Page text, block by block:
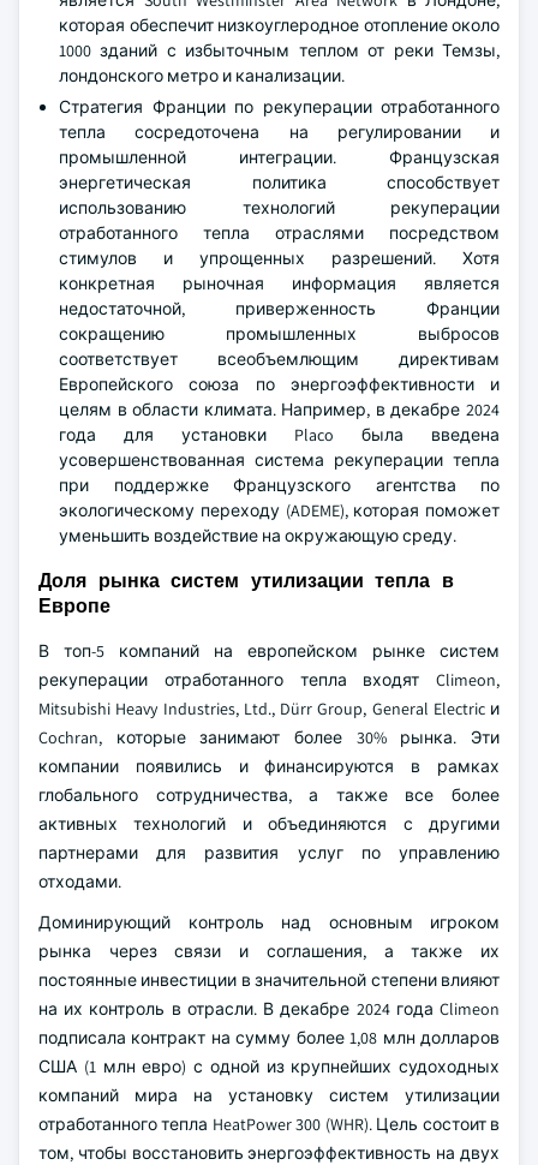
которая обеспечит низкоуглеродное отопление около
1000 зданий с избыточным теплом от реки Темзы,
лондонского метро и канализации.
Стратегия Франции по рекуперации отработанного
тепла сосредоточена на регулировании и
промышленной интеграции. Французская
энергетическая политика способствует
использованию технологий рекуперации
отработанного тепла отраслями посредством
стимулов и упрощенных разрешений. Хотя
конкретная рыночная информация является
недостаточной, приверженность Франции
сокращению промышленных выбросов
соответствует всеобъемлющим директивам
Европейского союза по энергоэффективности и
целям в области климата. Например, в декабре 2024
года для установки Placo была введена
усовершенствованная система рекуперации тепла
при поддержке Французского агентства по
экологическому переходу (ADEME), которая поможет
уменьшить воздействие на окружающую среду.
Доля рынка систем утилизации тепла в
Европе
В топ-5 компаний на европейском рынке систем
рекуперации отработанного тепла входят Climeon,
Mitsubishi Heavy Industries, Ltd., Dürr Group, General Electric и
Cochran, которые занимают более 30% рынка. Эти
компании появились и финансируются в рамках
глобального сотрудничества, а также все более
активных технологий и объединяются с другими
партнерами для развития услуг по управлению
отходами.
Доминирующий контроль над основным игроком
рынка через связи и соглашения, а также их
постоянные инвестиции в значительной степени влияют
на их контроль в отрасли. В декабре 2024 года Climeon
подписала контракт на сумму более 1,08 млн долларов
США (1 млн евро) с одной из крупнейших судоходных
компаний мира на установку систем утилизации
отработанного тепла HeatPower 300 (WHR). Цель состоит в
том, чтобы восстановить энергоэффективность на двух